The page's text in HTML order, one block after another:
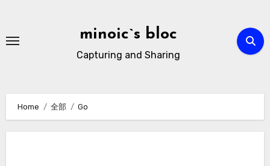
content
minoic`s bloc
Capturing and Sharing
Home 全部 Go